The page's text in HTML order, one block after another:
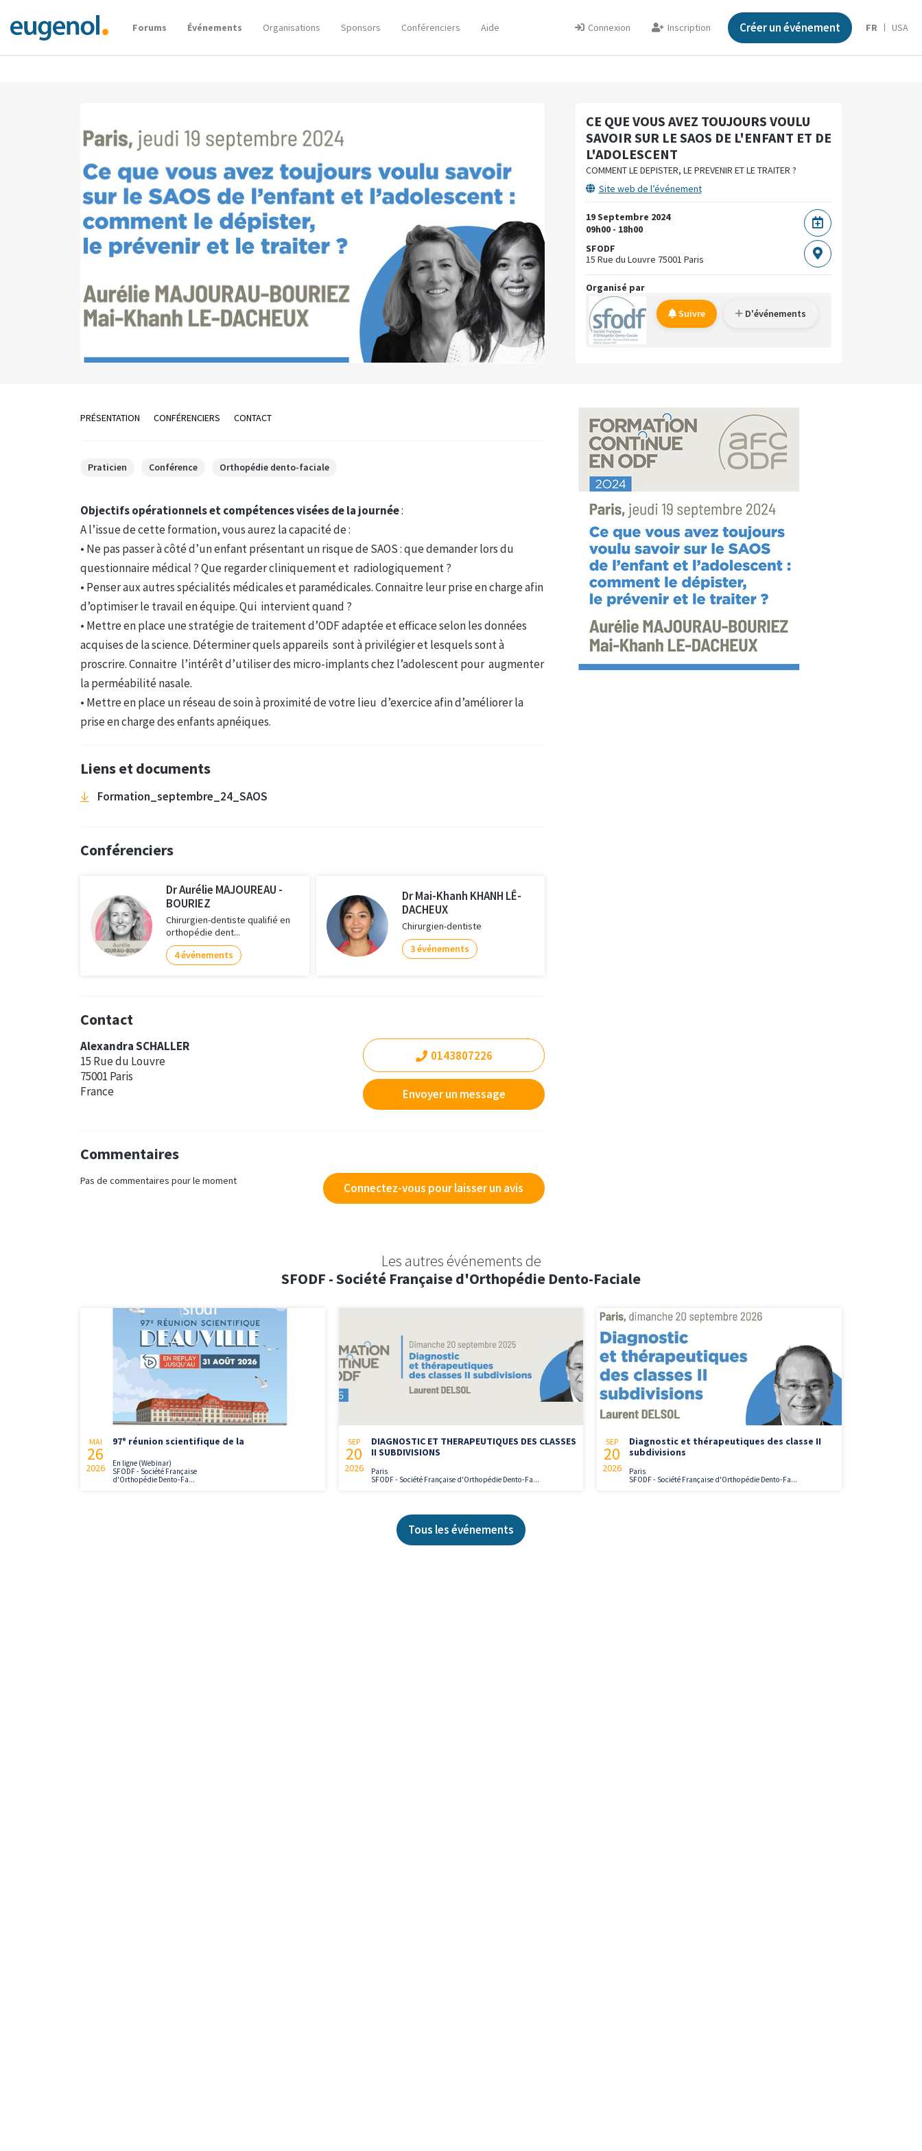
Forums Événements Organisations Sponsors Conférenciers Aide Connexion Inscription Créer un événement FR USA
CE QUE VOUS AVEZ TOUJOURS VOULU
SAVOIR SUR LE SAOS DE L'ENFANT ET DE
L'ADOLESCENT
COMMENT LE DEPISTER, LE PREVENIR ET LE TRAITER ?
Site web de l’événement
19 Septembre 2024
09h00 - 18h00
SFODF
15 Rue du Louvre 75001 Paris
Organisé par
Suivre D'événements
PRÉSENTATION CONFÉRENCIERS CONTACT
Praticien Conférence Orthopédie dento-faciale
Objectifs opérationnels et compétences visées de la journée:
A l’issue de cette formation, vous aurez la capacité de :
• Ne pas passer à côté d’un enfant présentant un risque de SAOS : que demander lors du
questionnaire médical ? Que regarder cliniquement et radiologiquement ?
• Penser aux autres spécialités médicales et paramédicales. Connaitre leur prise en charge afin
d’optimiser le travail en équipe. Qui intervient quand ?
• Mettre en place une stratégie de traitement d’ODF adaptée et efficace selon les données
acquises de la science. Déterminer quels appareils sont à privilégier et lesquels sont à
proscrire. Connaitre l’intérêt d’utiliser des micro-implants chez l’adolescent pour augmenter
la perméabilité nasale.
• Mettre en place un réseau de soin à proximité de votre lieu d’exercice afin d’améliorer la
prise en charge des enfants apnéiques.
Liens et documents
Formation_septembre_24_SAOS
Conférenciers
Dr Aurélie MAJOUREAU -
BOURIEZ
Chirurgien-dentiste qualifié en
orthopédie dent...
4 événements
Dr Mai-Khanh KHANH LÊ-
DACHEUX
Chirurgien-dentiste
3 événements
Contact
Alexandra SCHALLER
15 Rue du Louvre
75001 Paris
France
0143807226
Envoyer un message
Commentaires
Pas de commentaires pour le moment Connectez-vous pour laisser un avis
Les autres événements de
SFODF - Société Française d'Orthopédie Dento-Faciale
MAI
26
2026
97ᵉ réunion scientifique de la
En ligne (Webinar)
SFODF - Société Française
d'Orthopédie Dento-Fa...
SEP
20
2026
DIAGNOSTIC ET THERAPEUTIQUES DES CLASSES
II SUBDIVISIONS
Paris
SFODF - Société Française d'Orthopédie Dento-Fa...
SEP
20
2026
Diagnostic et thérapeutiques des classe II
subdivisions
Paris
SFODF - Société Française d'Orthopédie Dento-Fa...
Tous les événements